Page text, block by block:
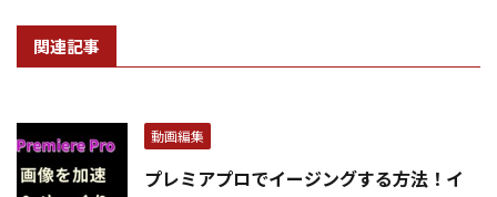
関連記事
動画編集
プレミアプロでイージングする方法！イ